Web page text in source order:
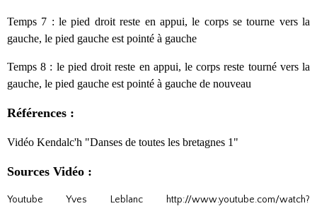
Temps 7 : le pied droit reste en appui, le corps se tourne vers la
gauche, le pied gauche est pointé à gauche
Temps 8 : le pied droit reste en appui, le corps reste tourné vers la
gauche, le pied gauche est pointé à gauche de nouveau
Références :
Vidéo Kendalc'h "Danses de toutes les bretagnes 1"
Sources Vidéo :
Youtube Yves Leblanc
http://www.youtube.com/watch?